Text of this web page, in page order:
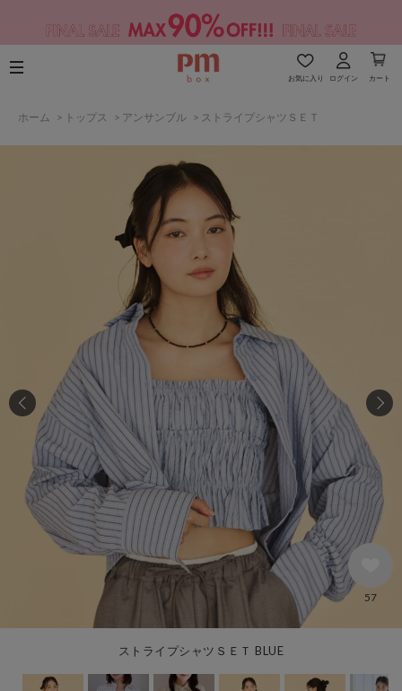
お気に入り ログイン カート
ホーム > トップス > アンサンブル > ストライプシャツＳＥＴ
ストライプシャツＳＥＴ BLUE
57